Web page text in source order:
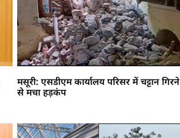
मसूरी: एसडीएम कार्यालय परिसर में चट्टान गिरने
से मचा हड़कंप